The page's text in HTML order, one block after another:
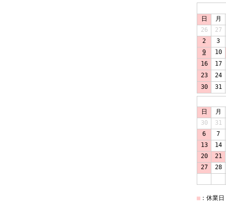
日
月
26
27
2
3
9
10
16
17
23
24
30
31
日
月
30
31
6
7
13
14
20
21
27
28
■ ：休業日